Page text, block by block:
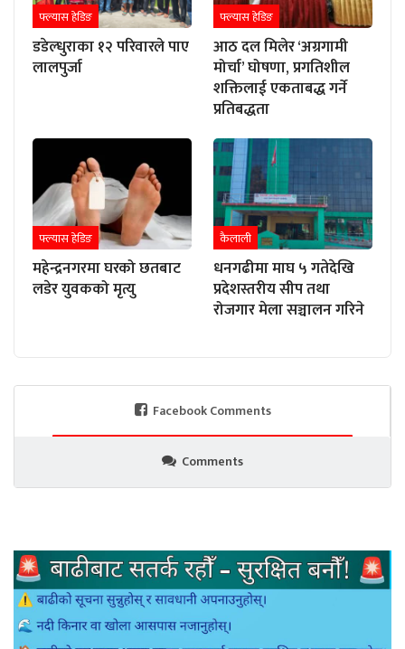
फ्ल्यास हेडिङ
डडेल्धुराका १२ परिवारले पाए
लालपुर्जा
फ्ल्यास हेडिङ
आठ दल मिलेर ‘अग्रगामी
मोर्चा’ घोषणा, प्रगतिशील
शक्तिलाई एकताबद्ध गर्ने
प्रतिबद्धता
फ्ल्यास हेडिङ
महेन्द्रनगरमा घरको छतबाट
लडेर युवकको मृत्यु
कैलाली
धनगढीमा माघ ५ गतेदेखि
प्रदेशस्तरीय सीप तथा
रोजगार मेला सञ्चालन गरिने
Facebook Comments
Comments